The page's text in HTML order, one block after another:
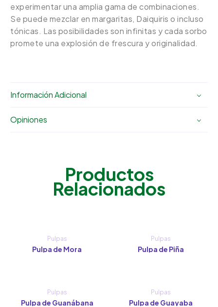
experimentar una amplia gama de combinaciones.
Se puede mezclar en margaritas, Daiquiris o incluso
tónicas. Las posibilidades son infinitas y cada sorbo
promete una explosión de frescura y originalidad.
Información Adicional
Opiniones
Productos
Relacionados
Pulpas
Pulpa de Mora
Pulpas
Pulpa de Piña
Pulpas
Pulpa de Guanábana
Pulpas
Pulpa de Guayaba